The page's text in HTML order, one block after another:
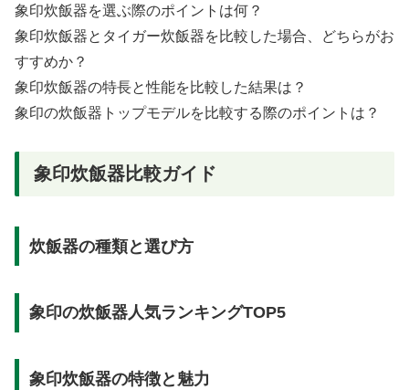
象印炊飯器を選ぶ際のポイントは何？
象印炊飯器とタイガー炊飯器を比較した場合、どちらがお
すすめか？
象印炊飯器の特長と性能を比較した結果は？
象印の炊飯器トップモデルを比較する際のポイントは？
象印炊飯器比較ガイド
炊飯器の種類と選び方
象印の炊飯器人気ランキングTOP5
象印炊飯器の特徴と魅力